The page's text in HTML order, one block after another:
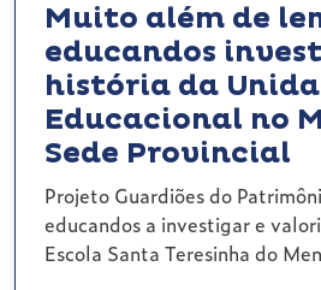
Muito além de
educandos
história da
Educacional no
Sede Provincial
Projeto Guardiões do
educandos a investigar e
Escola Santa Teresinha do